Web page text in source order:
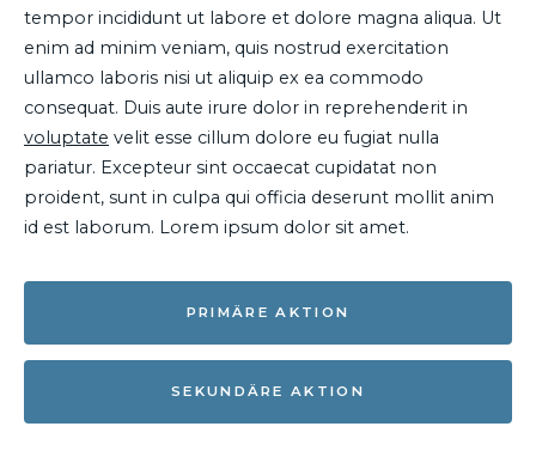
tempor incididunt ut labore et dolore magna aliqua. Ut
enim ad minim veniam, quis nostrud exercitation
ullamco laboris nisi ut aliquip ex ea commodo
consequat. Duis aute irure dolor in reprehenderit in
voluptate velit esse cillum dolore eu fugiat nulla
pariatur. Excepteur sint occaecat cupidatat non
proident, sunt in culpa qui officia deserunt mollit anim
id est laborum. Lorem ipsum dolor sit amet.
PRIMÄRE AKTION
SEKUNDÄRE AKTION